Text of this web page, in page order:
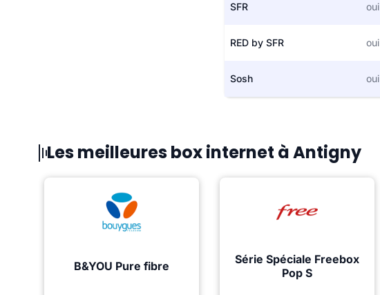
SFR oui
RED by SFR oui
Sosh oui
Les meilleures box internet à Antigny
B&YOU Pure fibre
Série Spéciale Freebox
Pop S